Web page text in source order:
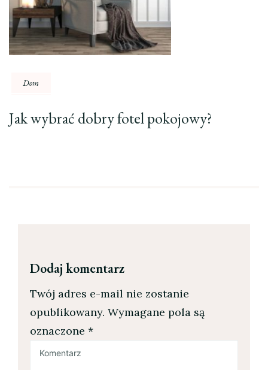
Dom
Jak wybrać dobry fotel pokojowy?
Dodaj komentarz
Twój adres e-mail nie zostanie
opublikowany. Wymagane pola są
oznaczone *